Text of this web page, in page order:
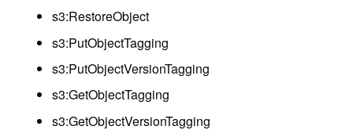
s3:RestoreObject
s3:PutObjectTagging
s3:PutObjectVersionTagging
s3:GetObjectTagging
s3:GetObjectVersionTagging